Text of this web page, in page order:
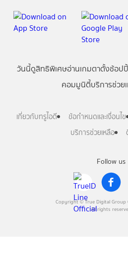
Follow us
Copyright © True Digital Group
All rights
วันนี้ดูสิทธิพิเศษอ่านเกมตาตั้งช้อป
คอมมูนิตี้บริการช่วย
เกี่ยวกับทรูไอดี ข้อกำหนดและเงื่อนไข
บริการช่วยเหลือ